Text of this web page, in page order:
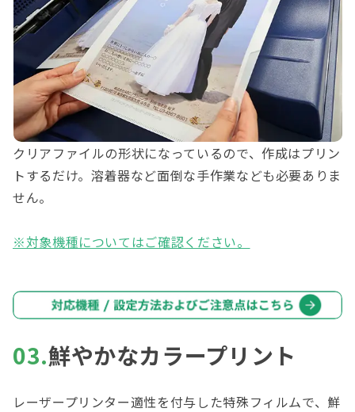
クリアファイルの形状になっているので、作成はプリン
トするだけ。溶着器など面倒な手作業なども必要ありま
せん。
※対象機種についてはご確認ください。
03.鮮やかなカラープリント
レーザープリンター適性を付与した特殊フィルムで、鮮